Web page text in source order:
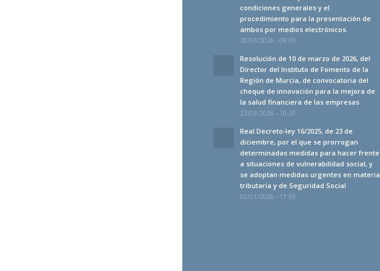
condiciones generales y el
procedimiento para la presentación de
ambos por medios electrónicos.
30/03/2026 - 09:09
Resolución de 10 de marzo de 2026, del
Director del Instituto de Fomento de la
Región de Murcia, de convocatoria del
cheque de innovación para la mejora de
la salud financiera de las empresas
23/03/2026 - 10:20
Real Decreto-ley 16/2025, de 23 de
diciembre, por el que se prorrogan
determinadas medidas para hacer frente
a situaciones de vulnerabilidad social, y
se adoptan medidas urgentes en materia
tributaria y de Seguridad Social
02/01/2026 - 17:59